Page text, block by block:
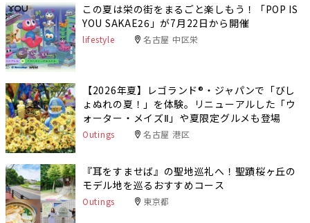
この夏は栄の街をまるごと楽しもう！「POP IS
YOU SAKAE26」が7月22日から開催
lifestyle 名古屋 中区栄
【2026年夏】レゴランド®・ジャパンで「びし
ょぬれの夏！」を体験。リニューアルした「ウ
ォーター・メイズⅡ」や夏限定グルメも登場
Outings 名古屋 港区
『耳をすませば』の聖地巡礼へ！聖蹟桜ヶ丘の
モデル地を巡るおすすめコース
Outings 東京都